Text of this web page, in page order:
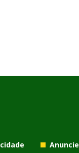
Anuncie